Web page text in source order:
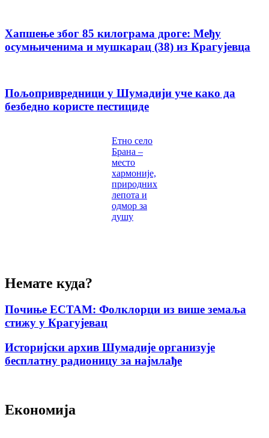
Хапшење због 85 килограма дроге: Међу
осумњиченима и мушкарац (38) из Крагујевца
Пољопривредници у Шумадији уче како да
безбедно користе пестициде
Етно село
Брана –
место
хармоније,
природних
лепота и
одмор за
душу
Немате куда?
Почиње ЕСТАМ: Фолклорци из више земаља
стижу у Крагујевац
Историјски архив Шумадије организује
бесплатну радионицу за најмлађе
Економија